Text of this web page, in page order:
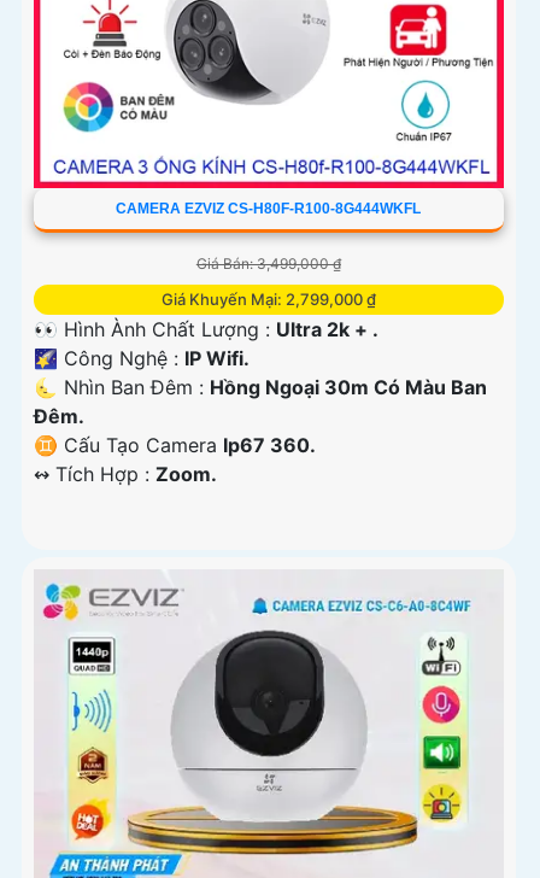
CAMERA EZVIZ CS-H80F-R100-8G444WKFL
Giá Bán: 3,499,000 ₫
Giá Khuyến Mại: 2,799,000 ₫
👀 Hình Ành Chất Lượng : Ultra 2k + .
🌠 Công Nghệ : IP Wifi.
🌜 Nhìn Ban Đêm : Hồng Ngoại 30m Có Màu Ban
Ðêm.
♊ Cấu Tạo Camera Ip67 360.
️↭ Tích Hợp : Zoom.